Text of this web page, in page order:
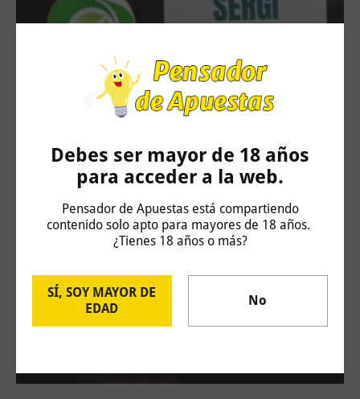
Debes ser mayor de 18 años
para acceder a la web.
Pensador de Apuestas está compartiendo
contenido solo apto para mayores de 18 años.
¿Tienes 18 años o más?
SÍ, SOY MAYOR DE
EDAD
No
Bautista Torres
4 de agosto de 2026